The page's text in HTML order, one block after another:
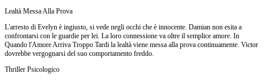
Lealtà Messa Alla Prova
L'arresto di Evelyn è ingiusto, si vede negli occhi che è innocente. Damian non esita a
confrontarsi con le guardie per lei. La loro connessione va oltre il semplice amore. In
Quando l'Amore Arriva Troppo Tardi la lealtà viene messa alla prova continuamente. Victor
dovrebbe vergognarsi del suo comportamento freddo.
Thriller Psicologico